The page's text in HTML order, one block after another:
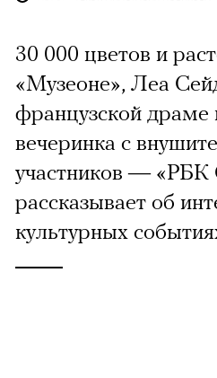
30 000 цветов и
«Музеоне», Леа
французской драме
вечеринка с
участников — «РБК
рассказывает об
культурных